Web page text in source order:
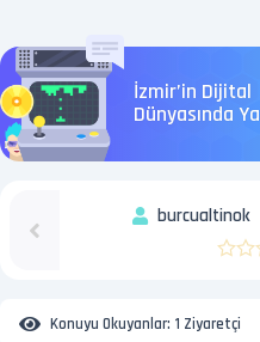
İzmir’in Dijital
Dünyasında
burcualtinok
Konuyu Okuyanlar: 1 Ziyaretçi